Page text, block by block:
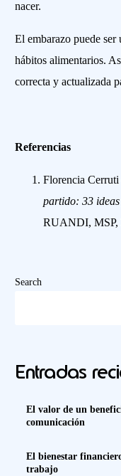
nacer.
El embarazo puede
hábitos alimentarios.
correcta y actualizada
Referencias
Florencia
partido: 33
RUANDI, MSP,
Search
Entradas
El valor de un
comunicación
El bienestar
trabajo